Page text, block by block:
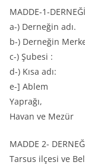
MADDE-1-
a-) Derneğin
b-) Derneğin
c-) Şubesi :
d-) Kısa adı:
e-] Ablem :iç
Yaprağı,
Havan ve Mezür
MADDE 2-
Tarsus ilçesi ve